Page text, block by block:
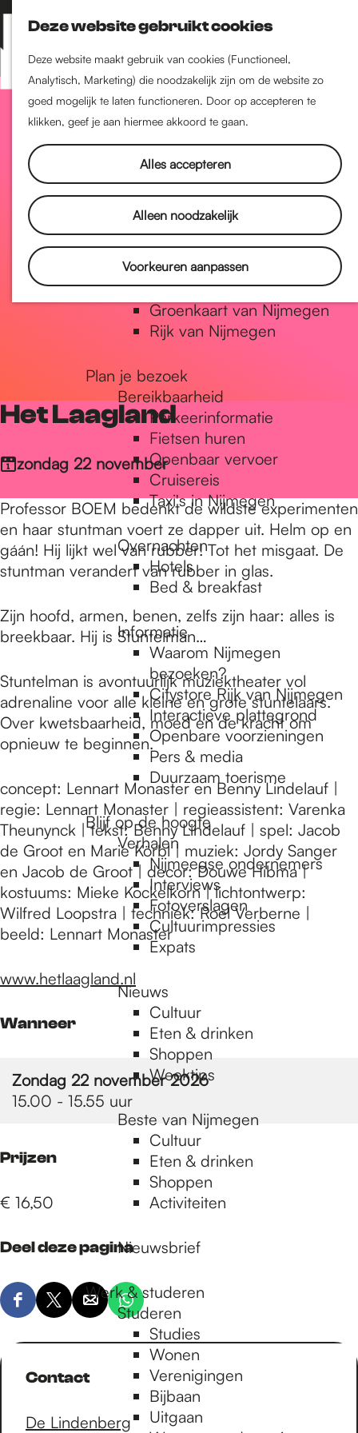
Deze website gebruikt cookies
Deze website maakt gebruik van cookies (Functioneel,
Analytisch, Marketing) die noodzakelijk zijn om de website zo
goed mogelijk te laten functioneren. Door op accepteren te
klikken, geef je aan hiermee akkoord te gaan.
Alles accepteren
Alleen noodzakelijk
Voorkeuren aanpassen
Z
o
e
k
e
K
a
a
r
t
M
e
n
Nijmegen-Nieuw-West
Nijmegen-Oud-West
Dukenburg
Lindenholt
Historie
De oudste stad van
Nederland
Historische tijdlijn
Romeinse Limes
Vrede van Nijmegen Penning
Natuur in Nijmegen
Groenkaart van Nijmegen
Rijk van Nijmegen
Plan je bezoek
Bereikbaarheid
Parkeerinformatie
Fietsen huren
Openbaar vervoer
Cruisereis
Taxi's in Nijmegen
Overnachten
Hotels
Bed & breakfast
Informatie
Waarom Nijmegen
bezoeken?
Citystore Rijk van Nijmegen
Interactieve plattegrond
Openbare voorzieningen
Pers & media
Duurzaam toerisme
Blijf op de hoogte
Verhalen
Nijmeegse ondernemers
Interviews
Fotoverslagen
Cultuurimpressies
Expats
Nieuws
Cultuur
Eten & drinken
Shoppen
Weektips
Beste van Nijmegen
Cultuur
Eten & drinken
Shoppen
Activiteiten
Nieuwsbrief
Werk & studeren
Studeren
Studies
Wonen
Verenigingen
Bijbaan
Uitgaan
Het Laagland
zondag 22 november
Professor BOEM bedenkt de wildste experimenten
en haar stuntman voert ze dapper uit. Helm op en
gáán! Hij lijkt wel van rubber! Tot het misgaat. De
stuntman verandert van rubber in glas.
Zijn hoofd, armen, benen, zelfs zijn haar: alles is
breekbaar. Hij is Stuntelman…
Stuntelman is avontuurlijk muziektheater vol
adrenaline voor alle kleine en grote stuntelaars.
Over kwetsbaarheid, moed en de kracht om
opnieuw te beginnen.
concept: Lennart Monaster en Benny Lindelauf |
regie: Lennart Monaster | regieassistent: Varenka
Theunynck | tekst: Benny Lindelauf | spel: Jacob
de Groot en Marie Körbl | muziek: Jordy Sanger
en Jacob de Groot | decor: Douwe Hibma |
kostuums: Mieke Kockelkorn | lichtontwerp:
Wilfred Loopstra | techniek: Roel Verberne |
beeld: Lennart Monaster
www.hetlaagland.nl
Wanneer
Zondag 22 november 2026
15.00 - 15.55 uur
Prijzen
€ 16,50
Deel deze pagina
D
e
D
e
l
e
D
e
l
D
e
d
Contact
De Lindenberg